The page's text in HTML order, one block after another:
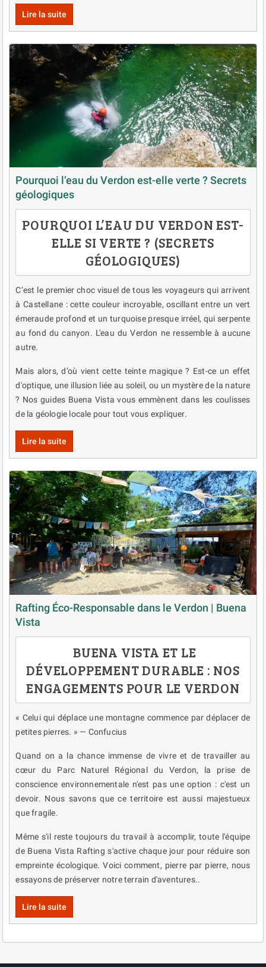
Lire la suite
Pourquoi l’eau du Verdon est-elle verte ? Secrets
géologiques
POURQUOI L’EAU DU VERDON EST-
ELLE SI VERTE ? (SECRETS
GÉOLOGIQUES)
C’est le premier choc visuel de tous les voyageurs qui arrivent
à Castellane : cette couleur incroyable, oscillant entre un vert
émeraude profond et un turquoise presque irréel, qui serpente
au fond du canyon. L'eau du Verdon ne ressemble à aucune
autre.
Mais alors, d’où vient cette teinte magique ? Est-ce un effet
d'optique, une illusion liée au soleil, ou un mystère de la nature
? Nos guides Buena Vista vous emmènent dans les coulisses
de la géologie locale pour tout vous expliquer.
Lire la suite
Rafting Éco-Responsable dans le Verdon | Buena
Vista
BUENA VISTA ET LE
DÉVELOPPEMENT DURABLE : NOS
ENGAGEMENTS POUR LE VERDON
« Celui qui déplace une montagne commence par déplacer de
petites pierres. » — Confucius
Quand on a la chance immense de vivre et de travailler au
cœur du Parc Naturel Régional du Verdon, la prise de
conscience environnementale n'est pas une option : c'est un
devoir. Nous savons que ce territoire est aussi majestueux
que fragile.
Même s'il reste toujours du travail à accomplir, toute l'équipe
de Buena Vista Rafting s'active chaque jour pour réduire son
empreinte écologique. Voici comment, pierre par pierre, nous
essayons de préserver notre terrain d'aventures..
Lire la suite